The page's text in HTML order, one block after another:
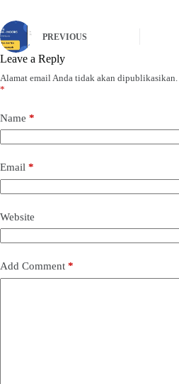
PREVIOUS
Leave a Reply
Alamat email Anda tidak akan dipublikasikan.
*
Name *
Email *
Website
Add Comment *